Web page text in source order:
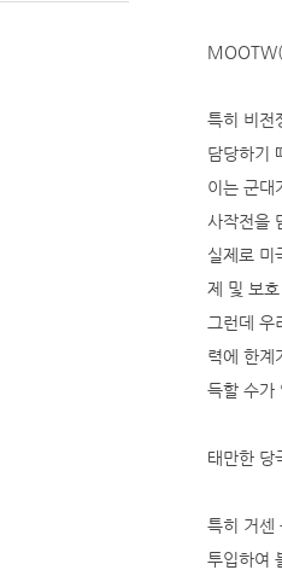
특히 비전
담당하기
이는 군대
사작전을
실제로 미
제 및 보
그런데 우
력에 한계
득할 수가
태만한 당
특히 거센
투입하여